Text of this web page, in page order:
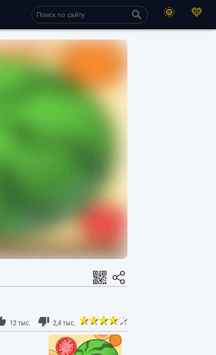
12 тыс. 2,4 тыс.